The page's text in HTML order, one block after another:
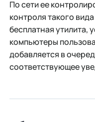
По сети ее
контроля такого
бесплатная утилита,
компьютеры
добавляется в
соответствующее